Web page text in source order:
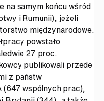
na samym końcu wśród
i Rumunii), jeżeli
międzynarodowe.
powstało
27 proc.
publikowali przede
z państw
(647 wspólnych prac),